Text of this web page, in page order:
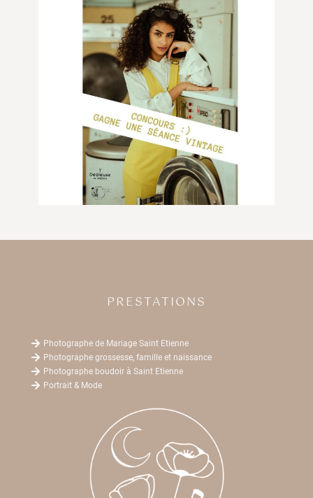
PRESTATIONS
 Photographe de Mariage Saint Etienne
 Photographe grossesse, famille et naissance
 Photographe boudoir à Saint Etienne
 Portrait & Mode